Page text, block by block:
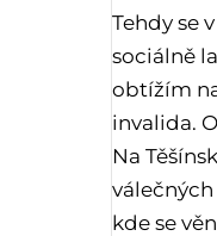
Tehdy se
sociálně
obtížím
invalida.
Na
kde se